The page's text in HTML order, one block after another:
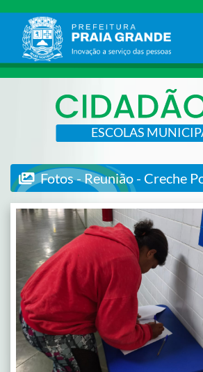
ESCOLAS
Fotos - Reunião - Creche